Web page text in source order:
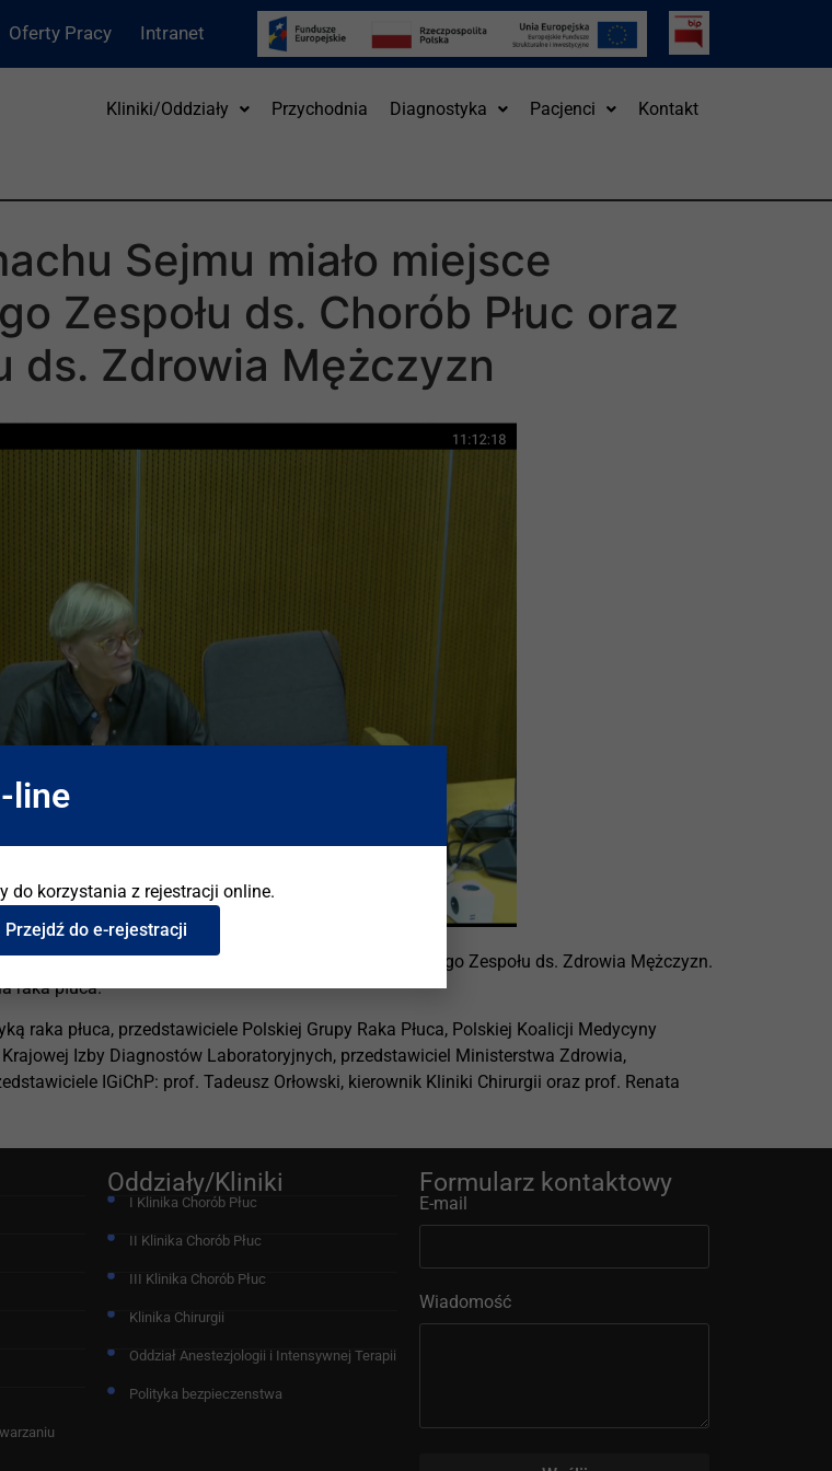
Oferty Pracy Intranet
Kliniki/Oddziały Przychodnia Diagnostyka Pacjenci Kontakt
Sejmu miało miejsce
Zespołu ds. Chorób Płuc oraz
ds. Zdrowia Mężczyzn
Zespołu ds. Chorób Płuc oraz Parlamentarnego Zespołu ds. Zdrowia Mężczyzn.
raka płuca.
raka płuca, przedstawiciele Polskiej Grupy Raka Płuca, Polskiej Koalicji Medycyny
Izby Diagnostów Laboratoryjnych, przedstawiciel Ministerstwa Zdrowia,
IGiChP: prof. Tadeusz Orłowski, kierownik Kliniki Chirurgii oraz prof. Renata
Oddziały/Kliniki
I Klinika Chorób Płuc
II Klinika Chorób Płuc
III Klinika Chorób Płuc
Klinika Chirurgii
Oddział Anestezjologii i Intensywnej Terapii
Polityka bezpieczenstwa
Formularz kontaktowy
E-mail
Wiadomość
line
do korzystania z rejestracji online.
Przejdź do e-rejestracji